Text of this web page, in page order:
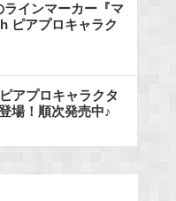
インマーカー『マ
ピアプロキャラク
アプロキャラクタ
場！順次発売中♪